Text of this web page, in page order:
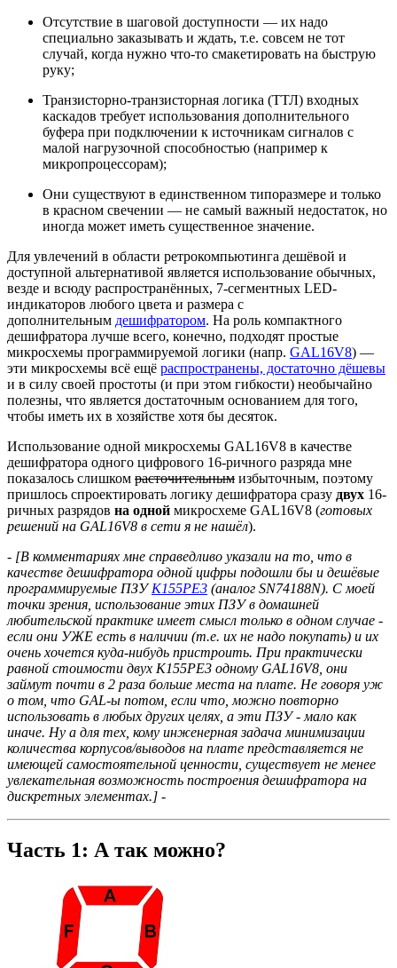
Отсутствие в шаговой доступности — их надо
специально заказывать и ждать, т.е. совсем не тот
случай, когда нужно что-то смакетировать на быструю
руку;
Транзисторно-транзисторная логика (ТТЛ) входных
каскадов требует использования дополнительного
буфера при подключении к источникам сигналов с
малой нагрузочной способностью (например к
микропроцессорам);
Они существуют в единственном типоразмере и только
в красном свечении — не самый важный недостаток, но
иногда может иметь существенное значение.
Для увлечений в области ретрокомпьютинга дешёвой и
доступной альтернативой является использование обычных,
везде и всюду распространённых, 7-сегментных LED-
индикаторов любого цвета и размера с
дополнительным дешифратором. На роль компактного
дешифратора лучше всего, конечно, подходят простые
микросхемы программируемой логики (напр. GAL16V8) —
эти микросхемы всё ещё распространены, достаточно дёшевы
и в силу своей простоты (и при этом гибкости) необычайно
полезны, что является достаточным основанием для того,
чтобы иметь их в хозяйстве хотя бы десяток.
Использование одной микросхемы GAL16V8 в качестве
дешифратора одного цифрового 16-ричного разряда мне
показалось слишком расточительным избыточным, поэтому
пришлось спроектировать логику дешифратора сразу двух 16-
ричных разрядов на одной микросхеме GAL16V8 (готовых
решений на GAL16V8 в сети я не нашёл).
- [В комментариях мне справедливо указали на то, что в
качестве дешифратора одной цифры подошли бы и дешёвые
программируемые ПЗУК155РЕ3 (аналог SN74188N). С моей
точки зрения, использование этих ПЗУ в домашней
любительской практике имеет смысл только в одном случае -
если они УЖЕ есть в наличии (т.е. их не надо покупать) и их
очень хочется куда-нибудь пристроить. При практически
равной стоимости двух К155РЕ3 одному GAL16V8, они
займут почти в 2 раза больше места на плате. Не говоря уж
о том, что GAL-ы потом, если что, можно повторно
использовать в любых других целях, а эти ПЗУ - мало как
иначе. Ну а для тех, кому инженерная задача минимизации
количества корпусов/выводов на плате представляется не
имеющей самостоятельной ценности, существует не менее
увлекательная возможность построения дешифратора на
дискретных элементах.] -
Часть 1: А так можно?